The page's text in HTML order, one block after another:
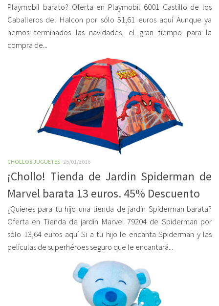
Playmobil barato? Oferta en Playmobil 6001 Castillo de los
Caballeros del Halcon por sólo 51,61 euros aquí Aunque ya
hemos terminados las navidades, el gran tiempo para la
compra de...
CHOLLOS JUGUETES 25/01/2016
¡Chollo! Tienda de Jardin Spiderman de
Marvel barata 13 euros. 45% Descuento
¿Quieres para tu hijo una tienda de jardin Spiderman barata?
Oferta en Tienda de jardín Marvel 79204 de Spiderman por
sólo 13,64 euros aquí Si a tu hijo le encanta Spiderman y las
películas de superhéroes seguro que le encantará...